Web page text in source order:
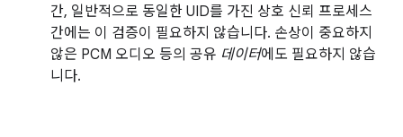
간, 일반적으로 동일한 UID를 가진 상호 신뢰 프로세스
간에는 이 검증이 필요하지 않습니다. 손상이 중요하지
않은 PCM 오디오 등의 공유 데이터에도 필요하지 않습
니다.